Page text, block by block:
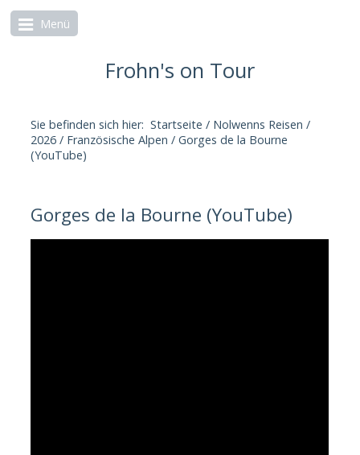
Menü
Frohn's on Tour
Sie befinden sich hier:Startseite / Nolwenns Reisen /
2026 / Französische Alpen / Gorges de la Bourne
(YouTube)
Gorges de la Bourne (YouTube)